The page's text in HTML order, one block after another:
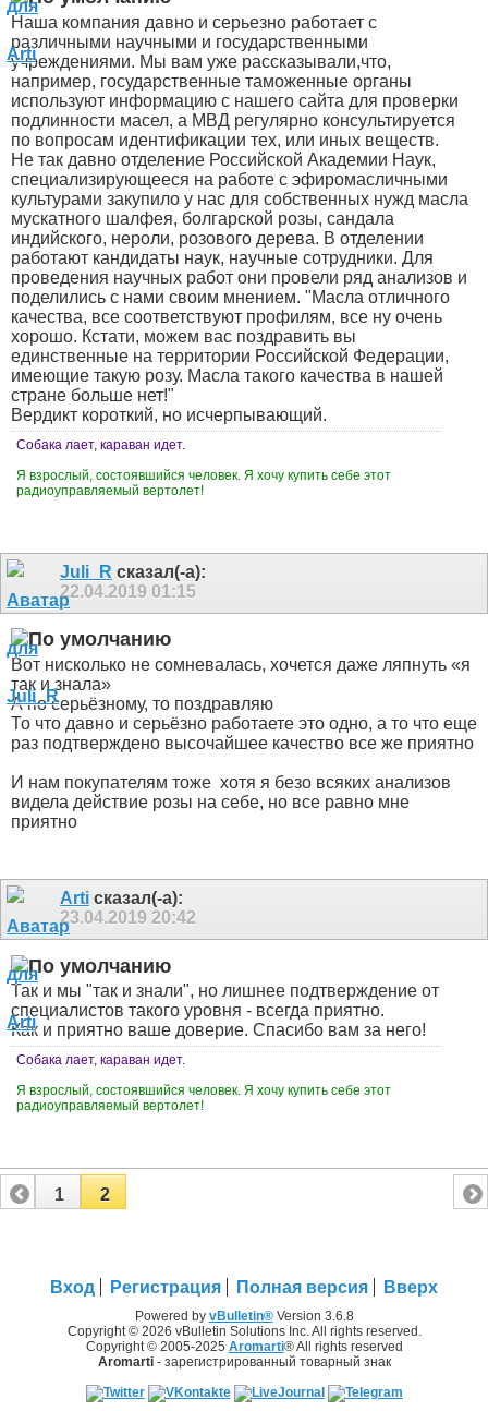
Наша компания давно и серьезно работает с
различными научными и государственными
учреждениями. Мы вам уже рассказывали,что,
например, государственные таможенные органы
используют информацию с нашего сайта для проверки
подлинности масел, а МВД регулярно консультируется
по вопросам идентификации тех, или иных веществ.
Не так давно отделение Российской Академии Наук,
специализирующееся на работе с эфиромасличными
культурами закупило у нас для собственных нужд масла
мускатного шалфея, болгарской розы, сандала
индийского, нероли, розового дерева. В отделении
работают кандидаты наук, научные сотрудники. Для
проведения научных работ они провели ряд анализов и
поделились с нами своим мнением. "Масла отличного
качества, все соответствуют профилям, все ну очень
хорошо. Кстати, можем вас поздравить вы
единственные на территории Российской Федерации,
имеющие такую розу. Масла такого качества в нашей
стране больше нет!"
Вердикт короткий, но исчерпывающий.
Собака лает, караван идет.
Я взрослый, состоявшийся человек. Я хочу купить себе этот
радиоуправляемый вертолет!
Juli_R сказал(-а):
22.04.2019 01:15
Вот нисколько не сомневалась, хочется даже ляпнуть «я
так и знала»
А по серьёзному, то поздравляю
То что давно и серьёзно работаете это одно, а то что еще
раз подтверждено высочайшее качество все же приятно
И нам покупателям тоже хотя я безо всяких анализов
видела действие розы на себе, но все равно мне
приятно
Arti сказал(-а):
23.04.2019 20:42
Так и мы "так и знали", но лишнее подтверждение от
специалистов такого уровня - всегда приятно.
Как и приятно ваше доверие. Спасибо вам за него!
Собака лает, караван идет.
Я взрослый, состоявшийся человек. Я хочу купить себе этот
радиоуправляемый вертолет!
1 2
Вход Регистрация Полная версия Вверх
Powered by vBulletin®Version 3.6.8
Copyright © 2026 vBulletin Solutions Inc. All rights reserved.
Copyright © 2005-2025 Aromarti® All rights reserved
Aromarti- зарегистрированный товарный знак